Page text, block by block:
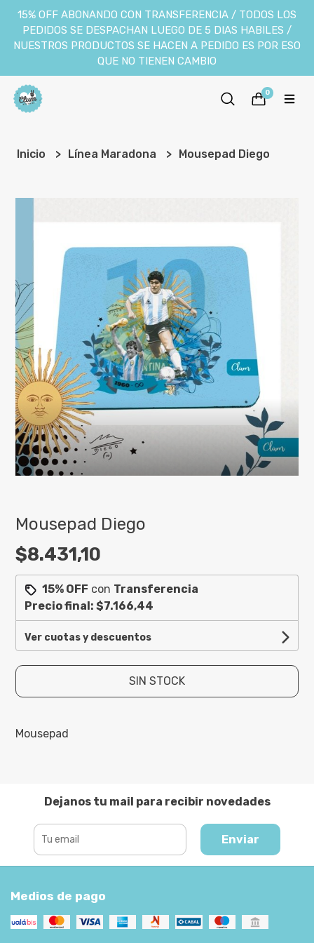
15% OFF ABONANDO CON TRANSFERENCIA / TODOS LOS
PEDIDOS SE DESPACHAN LUEGO DE 5 DIAS HABILES /
NUESTROS PRODUCTOS SE HACEN A PEDIDO ES POR ESO
QUE NO TIENEN CAMBIO
0
Inicio Línea Maradona Mousepad Diego
Mousepad Diego
$8.431,10
15% OFF con Transferencia
Precio final:$7.166,44
Ver cuotas y descuentos
SIN STOCK
Mousepad
Dejanos tu mail para recibir novedades
Enviar
Medios de pago